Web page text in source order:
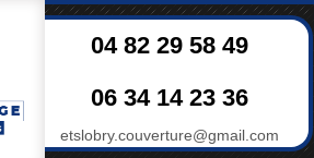
04 82 29 58 49
06 34 14 23 36
etslobry.couverture@gmail.com